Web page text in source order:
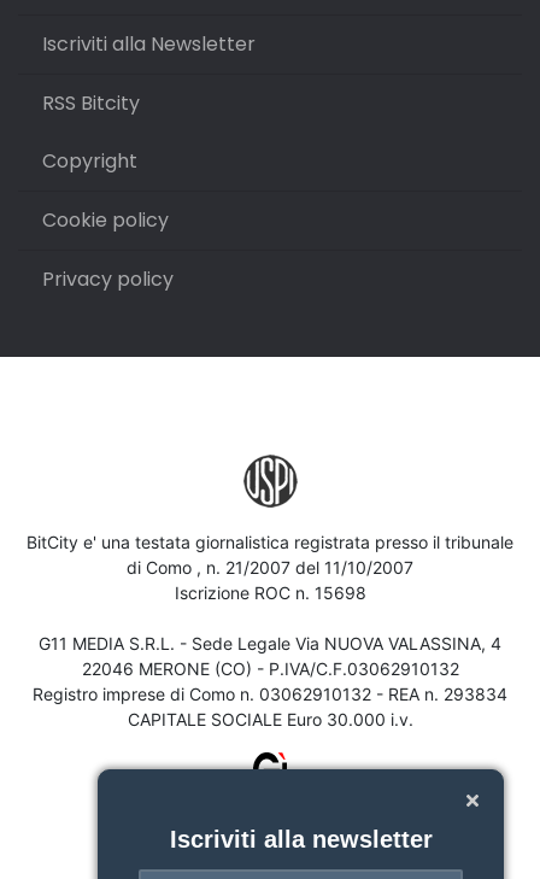
Iscriviti alla Newsletter
RSS Bitcity
Copyright
Cookie policy
Privacy policy
BitCity e' una testata giornalistica registrata presso il tribunale
di Como , n. 21/2007 del 11/10/2007
Iscrizione ROC n. 15698
G11 MEDIA S.R.L. - Sede Legale Via NUOVA VALASSINA, 4
22046 MERONE (CO) - P.IVA/C.F.03062910132
Registro imprese di Como n. 03062910132 - REA n. 293834
CAPITALE SOCIALE Euro 30.000 i.v.
Iscriviti alla newsletter